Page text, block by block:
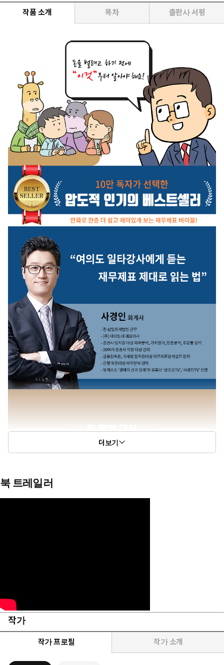
작품 소개 목차 출판사 서평
더보기
북 트레일러
작가
작가 프로필 작가 소개